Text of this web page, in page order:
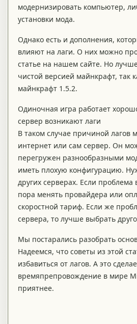
модернизировать компьютер,
установки мода.
Однако есть и дополнения,
влияют на лаги. О них можно
статье на нашем сайте. Но
чистой версией майнкрафт, так
майнкрафт 1.5.2.
Одиночная игра работает
сервер возникают лаги
В таком случае причиной лагов
интернет или сам сервер. Он
перегружен разнообразными
иметь плохую конфигурацию.
других серверах. Если проблема
пора менять провайдера или
скоростной тариф. Если же
сервера, то лучше выбрать
Мы постарались разобрать
Надеемся, что советы из этой
избавиться от лагов. А это
времяпрепровождение в мире
приятнее.